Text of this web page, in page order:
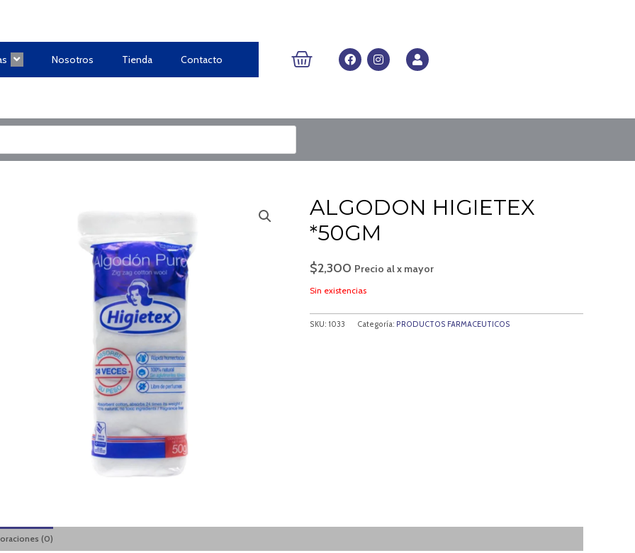
Nosotros Tienda Contacto CARRITO
F
a
c
o
I
n
s
r
U
s
e
ALGODON HIGIETEX
*50GM
$2,300 Precio al x mayor
Sin existencias
SKU:1033 Categoría: PRODUCTOS FARMACEUTICOS
(0)